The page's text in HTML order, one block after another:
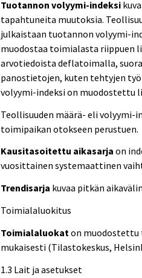
Tuotannon volyymi-indeksi
tapahtuneita muutoksia.
julkaistaan tuotannon volyymi-
muodostaa toimialasta riippuen
arvotiedoista deflatoimalla,
panostietojen, kuten tehtyjen
volyymi-indeksi on muodostettu
Teollisuuden määrä- eli volyymi-
toimipaikan otokseen perustuen.
Kausitasoitettu aikasarja on
vuosittainen systemaattinen
Trendisarja kuvaa pitkän
Toimialaluokitus
Toimialaluokat on
mukaisesti (Tilastokeskus,
1.3 Lait ja asetukset